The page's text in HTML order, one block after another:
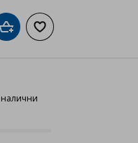
Добави в кошницата
Добави към
налични
24 продукта налични